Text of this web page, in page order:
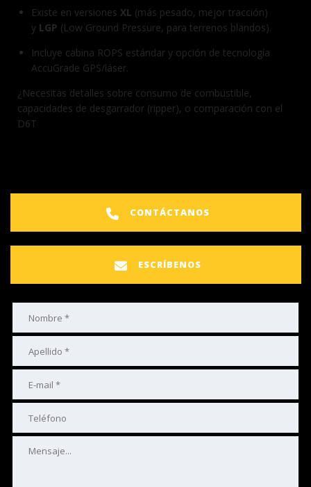
Existe en versiones XL (más pesado, mejor tracción)
y LGP (Low Ground Pressure, para terrenos blandos).
Incluye cabina ROPS estándar y opción de tecnología
AccuGrade GPS/láser.
¿Necesitas detalles sobre consumo de combustible,
capacidades de desgarrador (ripper), o comparación con el
D6T
CONTÁCTANOS
ESCRÍBENOS